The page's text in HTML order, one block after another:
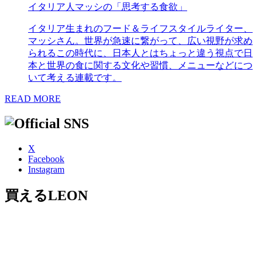
イタリア人マッシの「思考する食欲」
イタリア生まれのフード＆ライフスタイルライター、
マッシさん。世界が急速に繋がって、広い視野が求め
られるこの時代に、日本人とはちょっと違う視点で日
本と世界の食に関する文化や習慣、メニューなどにつ
いて考える連載です。
READ MORE
X
Facebook
Instagram
買えるLEON